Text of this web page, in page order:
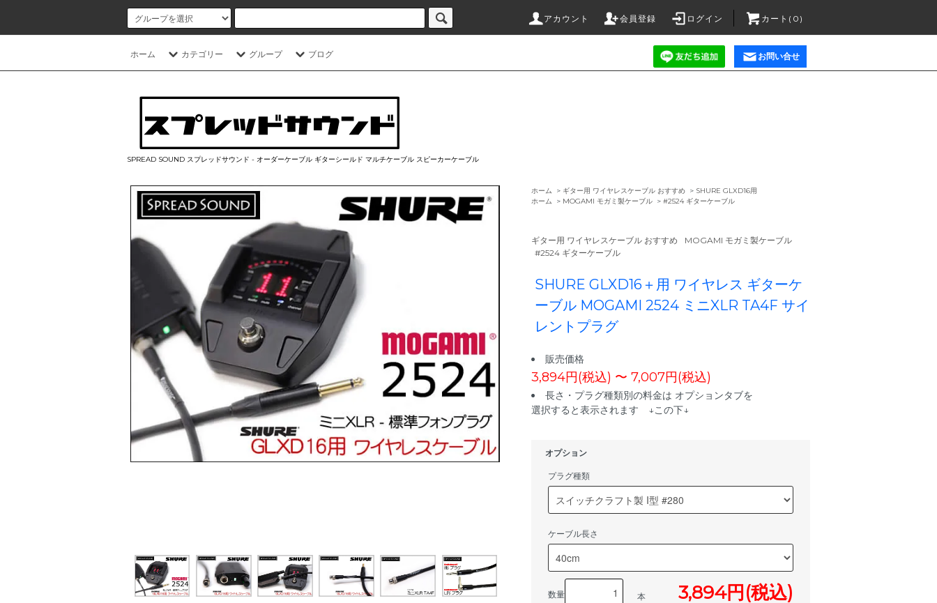
アカウント 会員登録 ログイン カート(0)
ホーム カテゴリー グループ ブログ お問い合せ
SPREAD SOUND スプレッドサウンド - オーダーケーブル ギターシールド マルチケーブル スピーカーケーブル
ホーム > ギター用 ワイヤレスケーブル おすすめ > SHURE GLXD16用
ホーム
> MOGAMI モガミ製ケーブル > #2524 ギターケーブル
ギター用 ワイヤレスケーブル おすすめ
MOGAMI モガミ製ケーブル
#2524 ギターケーブル
SHURE GLXD16＋用 ワイヤレス ギターケ
ーブル MOGAMI 2524 ミニXLR TA4F サイ
レントプラグ
販売価格
3,894円(税込) 〜 7,007円(税込)
長さ・プラグ種類別の料金は オプションタブを
選択すると表示されます ↓この下↓
オプション
プラグ種類
ケーブル長さ
数量 本 3,894円(税込)